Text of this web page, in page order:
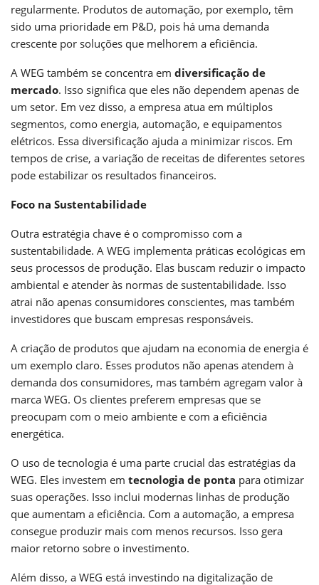
regularmente. Produtos de automação, por exemplo, têm
sido uma prioridade em P&D, pois há uma demanda
crescente por soluções que melhorem a eficiência.
A WEG também se concentra em diversificação de
mercado. Isso significa que eles não dependem apenas de
um setor. Em vez disso, a empresa atua em múltiplos
segmentos, como energia, automação, e equipamentos
elétricos. Essa diversificação ajuda a minimizar riscos. Em
tempos de crise, a variação de receitas de diferentes setores
pode estabilizar os resultados financeiros.
Foco na Sustentabilidade
Outra estratégia chave é o compromisso com a
sustentabilidade. A WEG implementa práticas ecológicas em
seus processos de produção. Elas buscam reduzir o impacto
ambiental e atender às normas de sustentabilidade. Isso
atrai não apenas consumidores conscientes, mas também
investidores que buscam empresas responsáveis.
A criação de produtos que ajudam na economia de energia é
um exemplo claro. Esses produtos não apenas atendem à
demanda dos consumidores, mas também agregam valor à
marca WEG. Os clientes preferem empresas que se
preocupam com o meio ambiente e com a eficiência
energética.
O uso de tecnologia é uma parte crucial das estratégias da
WEG. Eles investem em tecnologia de ponta para otimizar
suas operações. Isso inclui modernas linhas de produção
que aumentam a eficiência. Com a automação, a empresa
consegue produzir mais com menos recursos. Isso gera
maior retorno sobre o investimento.
Além disso, a WEG está investindo na digitalização de